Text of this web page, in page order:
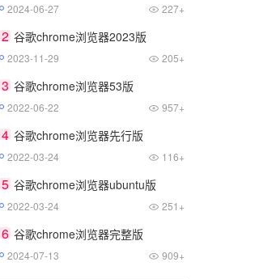
2024-06-27 227+
2 谷歌chrome浏览器2023版
2023-11-29 205+
3 谷歌chrome浏览器53版
2022-06-22 957+
4 谷歌chrome浏览器先行版
2022-03-24 116+
5 谷歌chrome浏览器ubuntu版
2022-03-24 251+
6 谷歌chrome浏览器完整版
2024-07-13 909+